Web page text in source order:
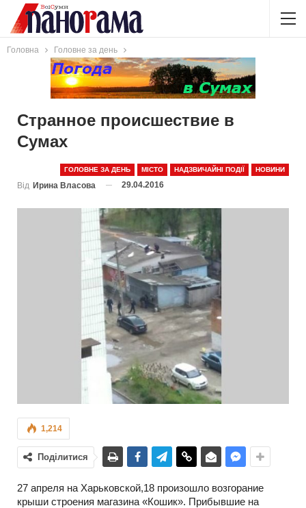
Головна Головне за день
Странное происшествие в
Сумах
ГОЛОВНЕ ЗА ДЕНЬ МІСТО НАДЗВИЧАЙНІ ПОДІЇ НОВИНИ
Від Ирина Власова 29.04.2016
1,214
Поділитися
27 апреля на Харьковской,18 произошло возгорание
крыши строения магазина «Кошик». Прибывшие на